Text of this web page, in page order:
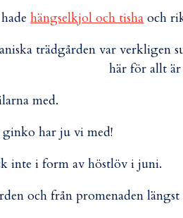
hängselkjol och tisha och
trädgården var verkligen
här för allt är
med.
ginko har ju vi med!
inte i form av höstlöv i juni.
och från promenaden